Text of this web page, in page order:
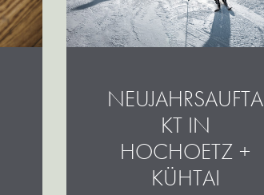
NEUJAHRSAUFTA
KT IN
HOCHOETZ +
KÜHTAI